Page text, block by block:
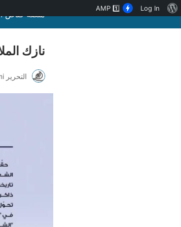
منصة قنّاص
نازك
التحرير Z.Alsalmi
نبذةLog In
AMP 1️⃣